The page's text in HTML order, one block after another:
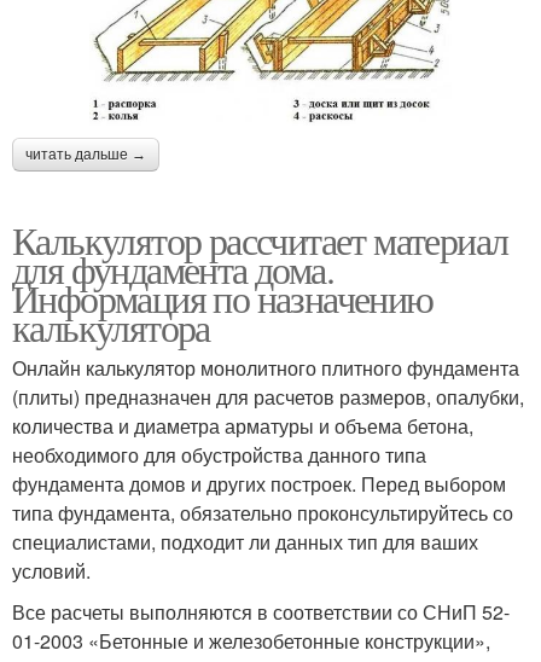
читать дальше →
Калькулятор рассчитает материал
для фундамента дома.
Информация по назначению
калькулятора
Онлайн калькулятор монолитного плитного фундамента
(плиты) предназначен для расчетов размеров, опалубки,
количества и диаметра арматуры и объема бетона,
необходимого для обустройства данного типа
фундамента домов и других построек. Перед выбором
типа фундамента, обязательно проконсультируйтесь со
специалистами, подходит ли данных тип для ваших
условий.
Все расчеты выполняются в соответствии со СНиП 52-
01-2003 «Бетонные и железобетонные конструкции»,